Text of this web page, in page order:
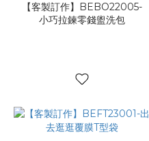
【客製訂作】BEBO22005-
小巧拉鍊零錢盥洗包